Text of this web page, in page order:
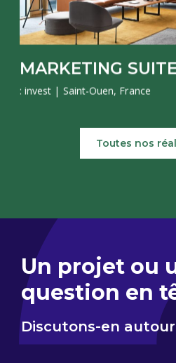
MARKETING
: invest | Saint-Ouen, France
Toutes nos
Un projet ou
question en
Discutons-en autour